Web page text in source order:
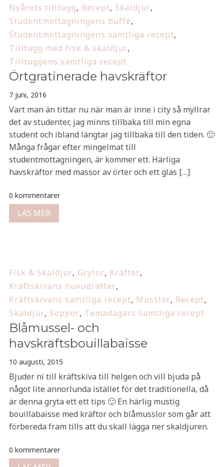
Nyårets tilltugg, Recept, Skaldjur,
Studentmottagningens buffé,
Studentmottagningens samtliga recept,
Tilltugg med fisk & skaldjur,
Tilltuggens samtliga recept
Örtgratinerade havskräftor
7 juni, 2016
Vart man än tittar nu när man är inne i city så myllrar
det av studenter, jag minns tillbaka till min egna
student och ibland längtar jag tillbaka till den tiden. 🙂
Många frågar efter mingelmat till
studentmottagningen, är kommer ett. Härliga
havskräftor med massor av örter och ett glas […]
0 kommentarer
LÄS MER
Fisk & Skaldjur, Grytor, Kräftor,
Kräftskivans huvudrätter,
Kräftskivans samtliga recept, Musslor, Recept,
Skaldjur, Soppor, Temadagars samtliga recept
Blåmussel- och
havskräftsbouillabaisse
10 augusti, 2015
Bjuder ni till kräftskiva till helgen och vill bjuda på
något lite annorlunda istället för det traditionella, då
är denna gryta ett ett tips 🙂 En härlig mustig
bouillabaisse med kräftor och blåmusslor som går att
förbereda fram tills att du skall lägga ner skaldjuren.
0 kommentarer